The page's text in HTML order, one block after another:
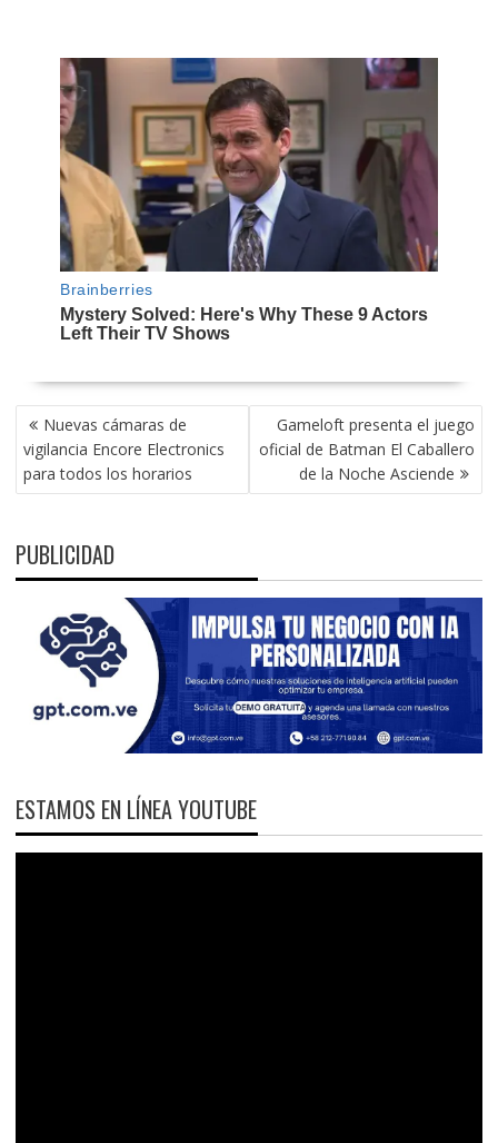
NAVEGACIÓN
DE
ENTRADAS
Nuevas cámaras de
vigilancia Encore Electronics
para todos los horarios
Gameloft presenta el juego
oficial de Batman El Caballero
de la Noche Asciende
PUBLICIDAD
ESTAMOS EN LÍNEA YOUTUBE